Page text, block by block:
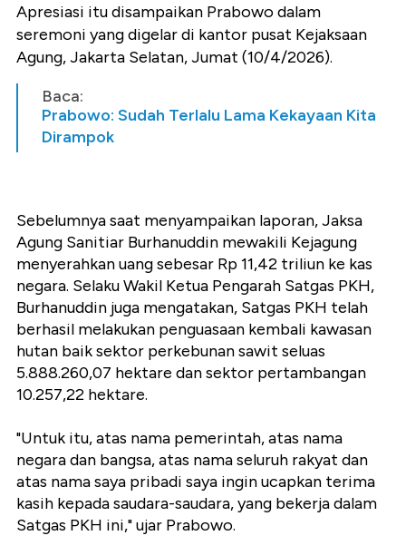
Apresiasi itu disampaikan Prabowo dalam
seremoni yang digelar di kantor pusat Kejaksaan
Agung, Jakarta Selatan, Jumat (10/4/2026).
Baca:
Prabowo: Sudah Terlalu Lama Kekayaan Kita
Dirampok
Sebelumnya saat menyampaikan laporan, Jaksa
Agung Sanitiar Burhanuddin mewakili Kejagung
menyerahkan uang sebesar Rp 11,42 triliun ke kas
negara. Selaku Wakil Ketua Pengarah Satgas PKH,
Burhanuddin juga mengatakan, Satgas PKH telah
berhasil melakukan penguasaan kembali kawasan
hutan baik sektor perkebunan sawit seluas
5.888.260,07 hektare dan sektor pertambangan
10.257,22 hektare.
"Untuk itu, atas nama pemerintah, atas nama
negara dan bangsa, atas nama seluruh rakyat dan
atas nama saya pribadi saya ingin ucapkan terima
kasih kepada saudara-saudara, yang bekerja dalam
Satgas PKH ini," ujar Prabowo.